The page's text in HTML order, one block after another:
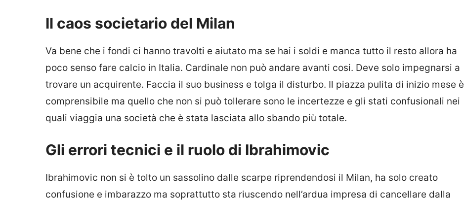
Il caos societario del Milan
Va bene che i fondi ci hanno travolti e aiutato ma se hai i soldi e manca tutto il resto allora ha
poco senso fare calcio in Italia. Cardinale non può andare avanti cosi. Deve solo impegnarsi a
trovare un acquirente. Faccia il suo business e tolga il disturbo. Il piazza pulita di inizio mese è
comprensibile ma quello che non si può tollerare sono le incertezze e gli stati confusionali nei
quali viaggia una società che è stata lasciata allo sbando più totale.
Gli errori tecnici e il ruolo di Ibrahimovic
Ibrahimovic non si è tolto un sassolino dalle scarpe riprendendosi il Milan, ha solo creato
confusione e imbarazzo ma soprattutto sta riuscendo nell’ardua impresa di cancellare dalla